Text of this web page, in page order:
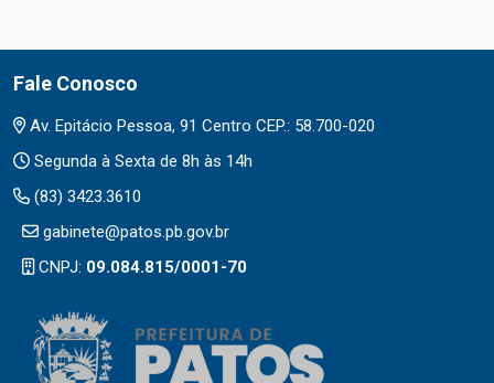
Fale Conosco
Av. Epitácio Pessoa, 91 Centro CEP.: 58.700-020
Segunda à Sexta de 8h às 14h
(83) 3423.3610
gabinete@patos.pb.gov.br
CNPJ: 09.084.815/0001-70